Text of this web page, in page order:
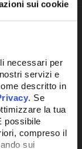
sui cookie
necessari per
servizi e
descritto in
. Se
la tua
possibile
compreso il
sui